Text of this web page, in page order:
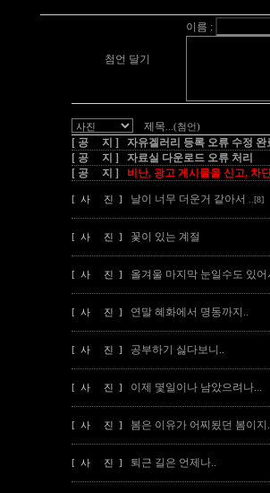
첨언 달기
이름 :
제목 ...(첨언)
[ 공 지 ] 자유겔러리 등록 오류 수정 완
[ 공 지 ] 자료실 다운로드 오류 처리
[ 공 지 ] 비난, 광고 게시물을 신고, 차
[ 사 진 ] 날이 너무 더운거 같아서 ..[8]
[ 사 진 ] 꽃이 있는 계절
[ 사 진 ] 올겨울 마지막 눈일수도 있어
[ 사 진 ] 연말 혜화에서 명동까지..
[ 사 진 ] 공부하기 싫다보니..
[ 사 진 ] 이제 몇일이나 남았으려나...
[ 사 진 ] 봄은 이유가 어찌됬던 봄이지
[ 사 진 ] 퇴근 길은 언제나..